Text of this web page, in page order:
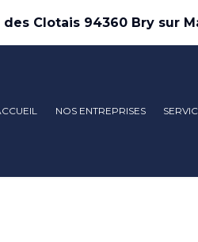
des Clotais 94360 Bry sur
NOS ENTREPRISES